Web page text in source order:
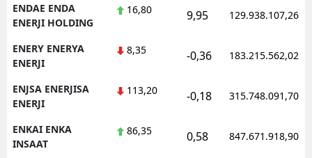
ENDAE ENDA
ENERJI HOLDING
16,80 9,95 129.938.107,26
ENERY ENERYA
ENERJI
8,35 -0,36 183.215.562,02
ENJSA ENERJISA
ENERJI
113,20 -0,18 315.748.091,70
ENKAI ENKA
INSAAT
86,35 0,58 847.671.918,90